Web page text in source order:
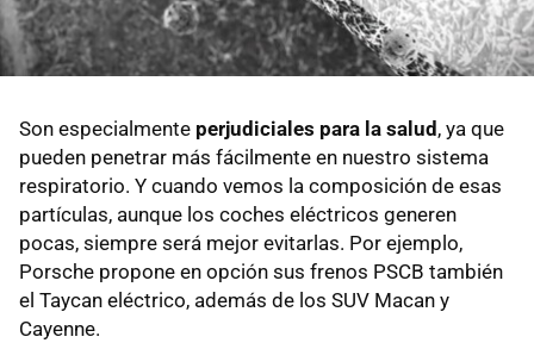
Son especialmente perjudiciales para la salud , ya que
pueden penetrar más fácilmente en nuestro sistema
respiratorio. Y cuando vemos la composición de esas
partículas, aunque los coches eléctricos generen
pocas, siempre será mejor evitarlas. Por ejemplo,
Porsche propone en opción sus frenos PSCB también
el Taycan eléctrico, además de los SUV Macan y
Cayenne.